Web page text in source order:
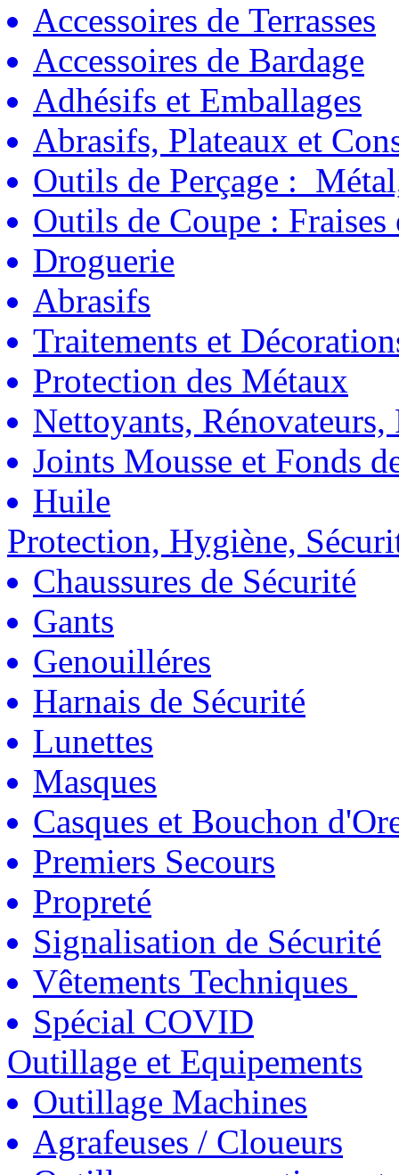
Accessoires de Terrasses
Accessoires de Bardage
Adhésifs et Emballages
Abrasifs, Plateaux et
Outils de Perçage :
Outils de Coupe : Fraises
Droguerie
Abrasifs
Traitements et
Protection des Métaux
Nettoyants, Rénovateurs,
Joints Mousse et Fonds
Huile
Protection, Hygiène,
Chaussures de Sécurité
Gants
Genouilléres
Harnais de Sécurité
Lunettes
Masques
Casques et Bouchon
Premiers Secours
Propreté
Signalisation de Sécurité
Vêtements Techniques
Spécial COVID
Outillage et Equipements
Outillage Machines
Agrafeuses / Cloueurs